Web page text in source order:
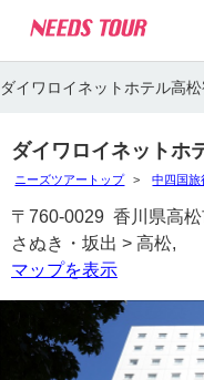
ダイワロイネットホテル高
ダイワロイネットホ
ニーズツアートップ 中四国旅
〒760-0029 香川県高松
さぬき・坂出 > 高松,
マップを表示